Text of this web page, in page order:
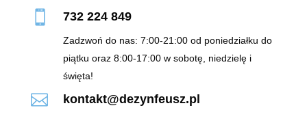
 732 224 849
Zadzwoń do nas: 7:00-21:00 od poniedziałku do
piątku oraz 8:00-17:00 w sobotę, niedzielę i
święta!
 kontakt@dezynfeusz.pl